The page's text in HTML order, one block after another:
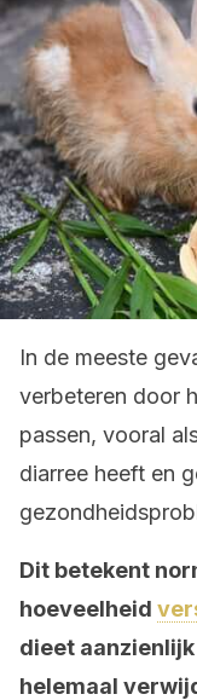
In de meeste
verbeteren door
passen, vooral
diarree heeft en
Dit betekent
hoeveelheid
dieet
helemaal